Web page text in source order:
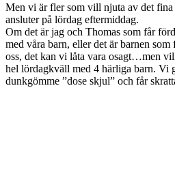
Men vi är fler som vill njuta av det
ansluter på lördag eftermiddag.
Om det är jag och Thomas som får
med våra barn, eller det är barnen
oss, det kan vi låta vara osagt…men
hel lördagkväll med 4 härliga barn. Vi
dunkgömme ”dose skjul” och får